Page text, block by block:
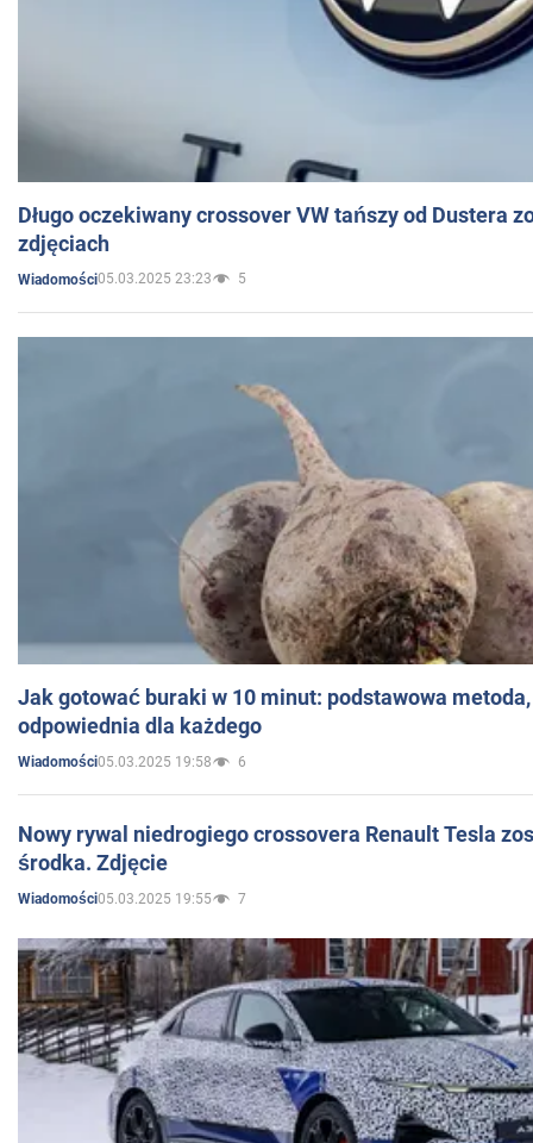
Długo oczekiwany crossover VW tańszy od Dustera
zdjęciach
Wiadomości05.03.2025 23:23 5
Jak gotować buraki w 10 minut: podstawowa
odpowiednia dla każdego
Wiadomości05.03.2025 19:58 6
Nowy rywal niedrogiego crossovera Renault Tesla
środka. Zdjęcie
Wiadomości05.03.2025 19:55 7